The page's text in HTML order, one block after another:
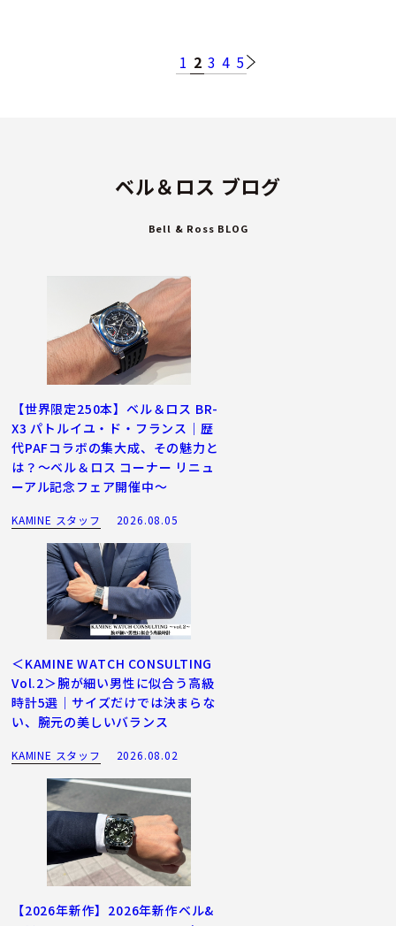
1 2 3 4 5
ベル＆ロス ブログ
Bell & Ross BLOG
【世界限定250本】ベル＆ロス BR-
X3 パトルイユ・ド・フランス｜歴
代PAFコラボの集大成、その魅力と
は？～ベル＆ロス コーナー リニュ
ーアル記念フェア開催中～
KAMINE スタッフ 2026.08.05
＜KAMINE WATCH CONSULTING
Vol.2＞腕が細い男性に似合う高級
時計5選｜サイズだけでは決まらな
い、腕元の美しいバランス
KAMINE スタッフ 2026.08.02
【2026年新作】2026年新作ベル&